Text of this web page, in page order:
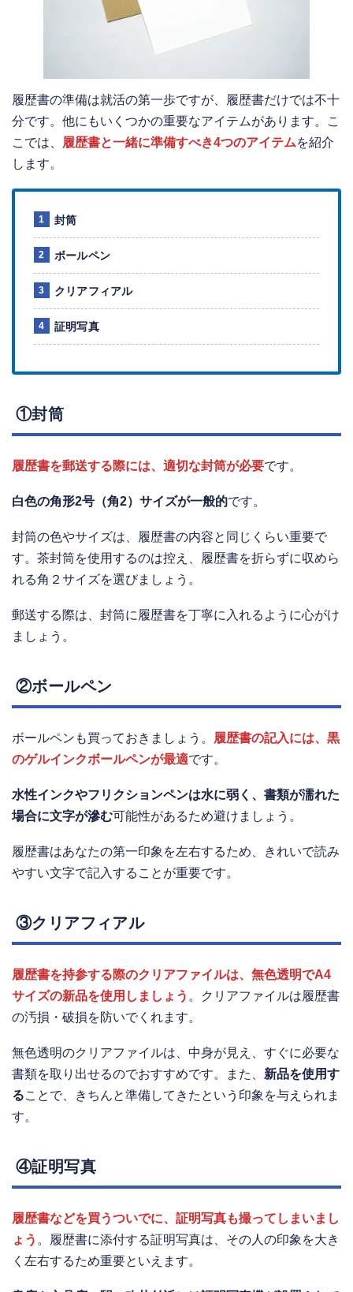
履歴書の準備は就活の第一歩ですが、履歴書だけでは不十
分です。他にもいくつかの重要なアイテムがあります。こ
こでは、 履歴書と一緒に準備すべき4つのアイテムを紹介
します。
封筒
ボールペン
クリアフィアル
証明写真
①封筒
履歴書を郵送する際には、適切な封筒が必要です。
白色の角形2号（角2）サイズが一般的です。
封筒の色やサイズは、履歴書の内容と同じくらい重要で
す。茶封筒を使用するのは控え、履歴書を折らずに収めら
れる角２サイズを選びましょう。
郵送する際は、封筒に履歴書を丁寧に入れるように心がけ
ましょう。
②ボールペン
ボールペンも買っておきましょう。 履歴書の記入には、黒
のゲルインクボールペンが最適です。
水性インクやフリクションペンは水に弱く、書類が濡れた
場合に文字が滲む可能性があるため避けましょう。
履歴書はあなたの第一印象を左右するため、きれいで読み
やすい文字で記入することが重要です。
③クリアフィアル
履歴書を持参する際のクリアファイルは、無色透明でA4
サイズの新品を使用しましょう 。クリアファイルは履歴書
の汚損・破損を防いでくれます。
無色透明のクリアファイルは、中身が見え、すぐに必要な
書類を取り出せるのでおすすめです。また、 新品を使用す
ることで、きちんと準備してきたという印象を与えられま
す。
④証明写真
履歴書などを買うついでに、証明写真も撮ってしまいまし
ょう 。履歴書に添付する証明写真は、その人の印象を大き
く左右するため重要といえます。